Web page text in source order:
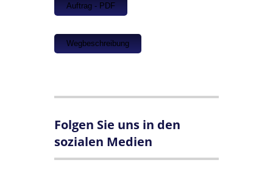
Auftrag - PDF
Wegbeschreibung
Folgen Sie uns in den
sozialen Medien